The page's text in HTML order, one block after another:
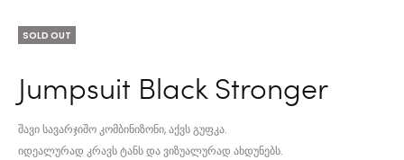
SOLD OUT
Jumpsuit Black Stronger
შავი სავარჯიშო კომბინიზონი, აქვს გუფკა.
იდეალურად კრავს ტანს და ვიზუალურად ახდუნებს.